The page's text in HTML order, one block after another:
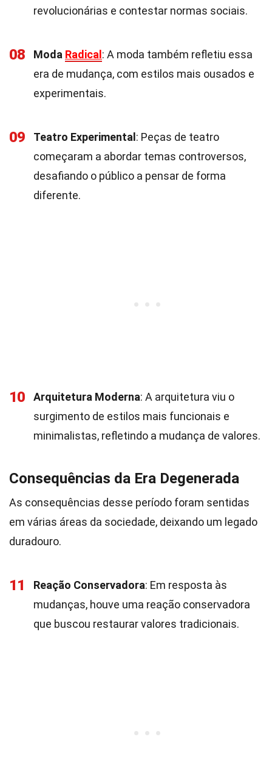
revolucionárias e contestar normas sociais.
08 Moda Radical : A moda também refletiu essa
era de mudança, com estilos mais ousados e
experimentais.
09 Teatro Experimental : Peças de teatro
começaram a abordar temas controversos,
desafiando o público a pensar de forma
diferente.
10 Arquitetura Moderna: A arquitetura viu o
surgimento de estilos mais funcionais e
minimalistas, refletindo a mudança de valores.
Consequências da Era Degenerada
As consequências desse período foram sentidas
em várias áreas da sociedade, deixando um legado
duradouro.
11 Reação Conservadora: Em resposta às
mudanças, houve uma reação conservadora
que buscou restaurar valores tradicionais.